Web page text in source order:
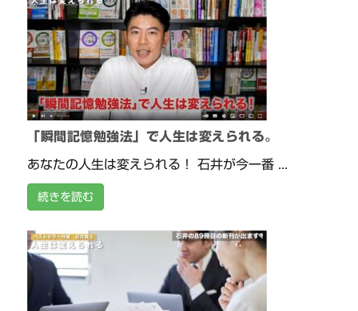
「瞬間記憶勉強法」で人生は変えられる。
あなたの人生は変えられる！ 石井が今一番 ...
続きを読む